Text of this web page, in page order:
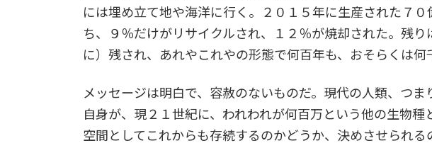
には埋め立て地や海洋に行く。２０１５年に生産された７
ち、９％だけがリサイクルされ、１２％が焼却された。残
に）残され、あれやこれやの形態で何百年も、おそらくは何
メッセージは明白で、容赦のないものだ。現代の人類、つ
自身が、現２１世紀に、われわれが何百万という他の生物
空間としてこれからも存続するのかどうか、決めさせられる